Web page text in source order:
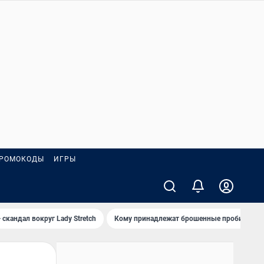
ИГРЫ
вокруг Lady Stretch Кому принадлежат брошенные пробирки?